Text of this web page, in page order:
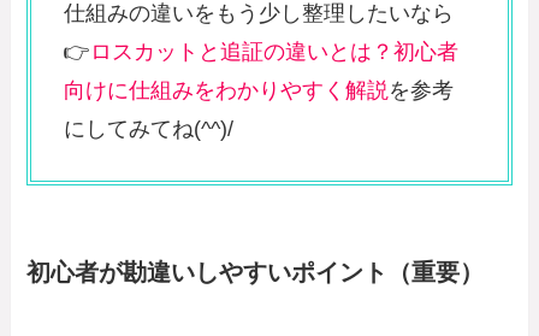
仕組みの違いをもう少し整理したいなら
👉 ロスカットと追証の違いとは？初心者
向けに仕組みをわかりやすく解説を参考
にしてみてね(^^)/
初心者が勘違いしやすいポイント（重要）